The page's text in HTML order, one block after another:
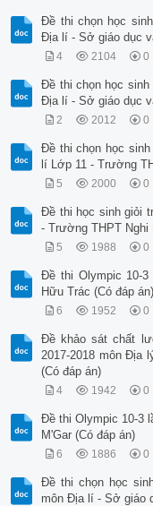
Đề thi chọn học
Địa lí - Sở giáo dục
4 2104 0
Đề thi chọn học sinh
Địa lí - Sở giáo dục
2 2012 0
Đề thi chọn học
lí Lớp 11 - Trường
5 2000 0
Đề thi học sinh giỏi
- Trường THPT Nghi
5 1988 0
Đề thi Olympic 10-
Hữu Trác (Có đáp án)
6 1952 0
Đề khảo sát chất
2017-2018 môn Địa
(Có đáp án)
4 1942 0
Đề thi Olympic 10-3
M'Gar (Có đáp án)
6 1886 0
Đề thi chọn học
môn Địa lí - Sở giáo